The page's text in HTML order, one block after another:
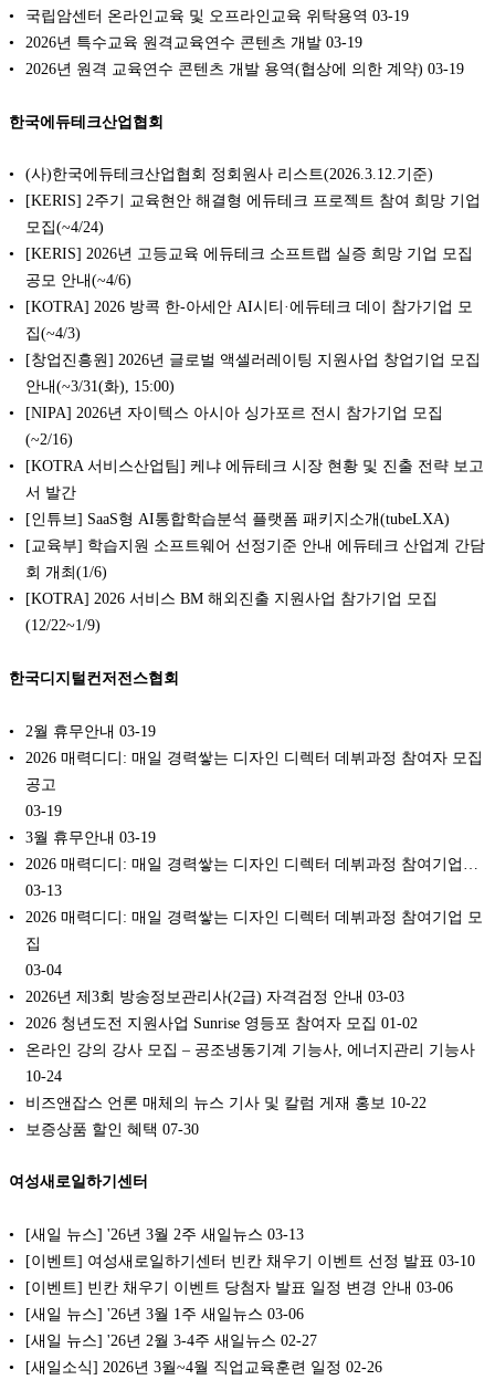
국립암센터 온라인교육 및 오프라인교육 위탁용역 03-19
2026년 특수교육 원격교육연수 콘텐츠 개발 03-19
2026년 원격 교육연수 콘텐츠 개발 용역(협상에 의한 계약) 03-19
한국에듀테크산업협회
(사)한국에듀테크산업협회 정회원사 리스트(2026.3.12.기준)
[KERIS] 2주기 교육현안 해결형 에듀테크 프로젝트 참여 희망 기업
모집(~4/24)
[KERIS] 2026년 고등교육 에듀테크 소프트랩 실증 희망 기업 모집
공모 안내(~4/6)
[KOTRA] 2026 방콕 한-아세안 AI시티·에듀테크 데이 참가기업 모
집(~4/3)
[창업진흥원] 2026년 글로벌 액셀러레이팅 지원사업 창업기업 모집
안내(~3/31(화), 15:00)
[NIPA] 2026년 자이텍스 아시아 싱가포르 전시 참가기업 모집
(~2/16)
[KOTRA 서비스산업팀] 케냐 에듀테크 시장 현황 및 진출 전략 보고
서 발간
[인튜브] SaaS형 AI통합학습분석 플랫폼 패키지소개(tubeLXA)
[교육부] 학습지원 소프트웨어 선정기준 안내 에듀테크 산업계 간담
회 개최(1/6)
[KOTRA] 2026 서비스 BM 해외진출 지원사업 참가기업 모집
(12/22~1/9)
한국디지털컨저전스협회
2월 휴무안내 03-19
2026 매력디디: 매일 경력쌓는 디자인 디렉터 데뷔과정 참여자 모집
공고
03-19
3월 휴무안내 03-19
2026 매력디디: 매일 경력쌓는 디자인 디렉터 데뷔과정 참여기업…
03-13
2026 매력디디: 매일 경력쌓는 디자인 디렉터 데뷔과정 참여기업 모
집
03-04
2026년 제3회 방송정보관리사(2급) 자격검정 안내 03-03
2026 청년도전 지원사업 Sunrise 영등포 참여자 모집 01-02
온라인 강의 강사 모집 – 공조냉동기계 기능사, 에너지관리 기능사
10-24
비즈앤잡스 언론 매체의 뉴스 기사 및 칼럼 게재 홍보 10-22
보증상품 할인 혜택 07-30
여성새로일하기센터
[새일 뉴스] '26년 3월 2주 새일뉴스 03-13
[이벤트] 여성새로일하기센터 빈칸 채우기 이벤트 선정 발표 03-10
[이벤트] 빈칸 채우기 이벤트 당첨자 발표 일정 변경 안내 03-06
[새일 뉴스] '26년 3월 1주 새일뉴스 03-06
[새일 뉴스] '26년 2월 3-4주 새일뉴스 02-27
[새일소식] 2026년 3월~4월 직업교육훈련 일정️ 02-26